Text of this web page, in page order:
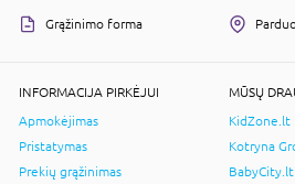
Grąžinimo forma
INFORMACIJA PIRKĖJUI
Apmokėjimas
Pristatymas
Prekių grąžinimas
MŪSŲ
KidZone.lt
Kotryna
BabyCity.lt